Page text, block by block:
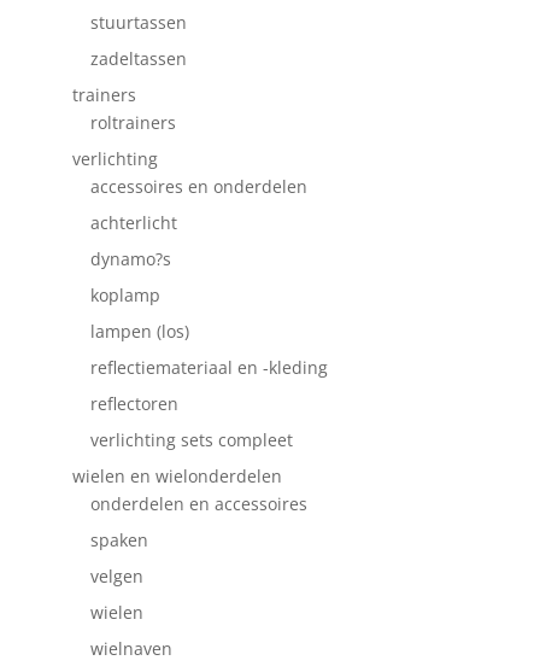
stuurtassen
zadeltassen
trainers
roltrainers
verlichting
accessoires en onderdelen
achterlicht
dynamo?s
koplamp
lampen (los)
reflectiemateriaal en -kleding
reflectoren
verlichting sets compleet
wielen en wielonderdelen
onderdelen en accessoires
spaken
velgen
wielen
wielnaven